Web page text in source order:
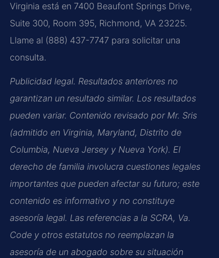
Virginia está en 7400 Beaufont Springs Drive,
Suite 300, Room 395, Richmond, VA 23225.
Llame al (888) 437-7747 para solicitar una
consulta.
Publicidad legal. Resultados anteriores no
garantizan un resultado similar. Los resultados
pueden variar. Contenido revisado por Mr. Sris
(admitido en Virginia, Maryland, Distrito de
Columbia, Nueva Jersey y Nueva York). El
derecho de familia involucra cuestiones legales
importantes que pueden afectar su futuro; este
contenido es informativo y no constituye
asesoría legal. Las referencias a la SCRA, Va.
Code y otros estatutos no reemplazan la
asesoría de un abogado sobre su situación